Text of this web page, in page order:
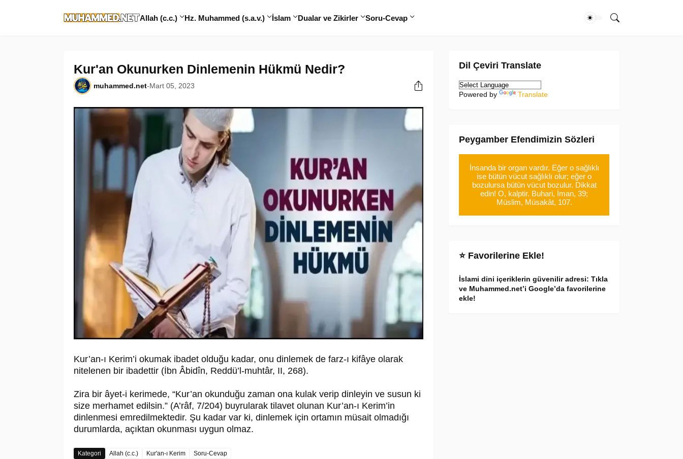
Allah (c.c.) Hz. Muhammed (s.a.v.) İslam Dualar ve Zikirler Soru-Cevap
Kur'an Okunurken Dinlemenin Hükmü Nedir?
muhammed.net-Mart 05, 2023
Kur’an-ı Kerim’i okumak ibadet olduğu kadar, onu dinlemek de farz-ı kifâye olarak
nitelenen bir ibadettir (İbn Âbidîn, Reddü’l-muhtâr, II, 268).
Zira bir âyet-i kerimede, “Kur’an okunduğu zaman ona kulak verip dinleyin ve susun ki
size merhamet edilsin.” (A’râf, 7/204) buyrularak tilavet olunan Kur’an-ı Kerim’in
dinlenmesi emredilmektedir. Şu kadar var ki, dinlemek için ortamın müsait olmadığı
durumlarda, açıktan okunması uygun olmaz.
Kategori Allah (c.c.) Kur'an-ı Kerim Soru-Cevap
Dil Çeviri Translate
Powered by Translate
Peygamber Efendimizin Sözleri
İnsanda bir organ vardır. Eğer o sağlıklı
ise bütün vücut sağlıklı olur; eğer o
bozulursa bütün vücut bozulur. Dikkat
edin! O, kalptir. Buhari, İman, 39;
Müslim, Müsakât, 107.
⭐ Favorilerine Ekle!
İslami dini içeriklerin güvenilir adresi: Tıkla
ve Muhammed.net’i Google’da favorilerine
ekle!